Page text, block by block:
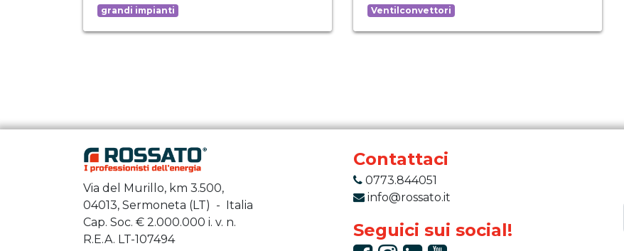
grandi impianti Ventilconvettori
Via del Murillo, km 3.500,
04013, Sermoneta (LT) - Italia
Cap. Soc. € 2.000.000 i. v. n.
R.E.A. LT-107494
Contattaci
0773.844051
info@rossato.it
Seguici sui social!